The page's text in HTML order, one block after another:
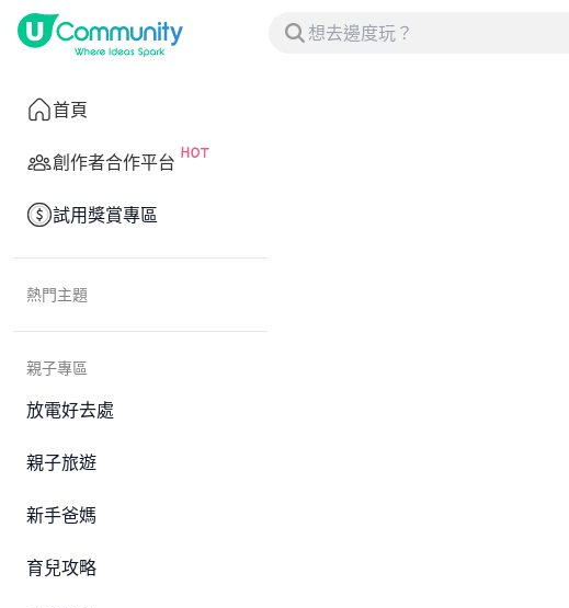
首頁
創作者合作平台
試用獎賞專區
熱門主題
親子專區
放電好去處
親子旅遊
新手爸媽
育兒攻略